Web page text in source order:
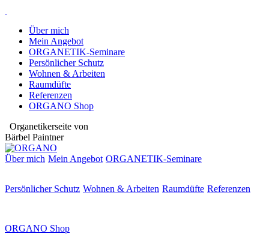
Über mich
Mein Angebot
ORGANETIK-Seminare
Persönlicher Schutz
Wohnen & Arbeiten
Raumdüfte
Referenzen
ORGANO Shop
Organetikerseite von
Bärbel Paintner
Über mich Mein Angebot ORGANETIK-Seminare
Persönlicher Schutz Wohnen & Arbeiten Raumdüfte Referenzen
ORGANO Shop